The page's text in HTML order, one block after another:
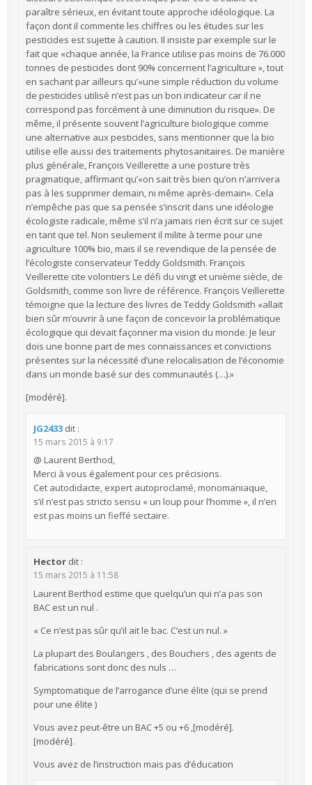
paraître sérieux, en évitant toute approche idéologique. La
façon dont il commente les chiffres ou les études sur les
pesticides est sujette à caution. Il insiste par exemple sur le
fait que «chaque année, la France utilise pas moins de 76.000
tonnes de pesticides dont 90% concernent l’agriculture », tout
en sachant par ailleurs qu’«une simple réduction du volume
de pesticides utilisé n’est pas un bon indicateur car il ne
correspond pas forcément à une diminution du risque». De
même, il présente souvent l’agriculture biologique comme
une alternative aux pesticides, sans mentionner que la bio
utilise elle aussi des traitements phytosanitaires. De manière
plus générale, François Veillerette a une posture très
pragmatique, affirmant qu’«on sait très bien qu’on n’arrivera
pas à les supprimer demain, ni même après-demain». Cela
n’empêche pas que sa pensée s’inscrit dans une idéologie
écologiste radicale, même s’il n’a jamais rien écrit sur ce sujet
en tant que tel. Non seulement il milite à terme pour une
agriculture 100% bio, mais il se revendique de la pensée de
l’écologiste conservateur Teddy Goldsmith. François
Veillerette cite volontiers Le défi du vingt et unième siècle, de
Goldsmith, comme son livre de référence. François Veillerette
témoigne que la lecture des livres de Teddy Goldsmith «allait
bien sûr m’ouvrir à une façon de concevoir la problématique
écologique qui devait façonner ma vision du monde. Je leur
dois une bonne part de mes connaissances et convictions
présentes sur la nécessité d’une relocalisation de l’économie
dans un monde basé sur des communautés (…).»
[modéré].
JG2433 dit :
15 mars 2015 à 9:17
@ Laurent Berthod,
Merci à vous également pour ces précisions.
Cet autodidacte, expert autoproclamé, monomaniaque,
s’il n’est pas stricto sensu « un loup pour l’homme », il n’en
est pas moins un fieffé sectaire.
Hector dit :
15 mars 2015 à 11:58
Laurent Berthod estime que quelqu’un qui n’a pas son
BAC est un nul .
« Ce n’est pas sûr qu’il ait le bac. C’est un nul. »
La plupart des Boulangers , des Bouchers , des agents de
fabrications sont donc des nuls …
Symptomatique de l’arrogance d’une élite (qui se prend
pour une élite )
Vous avez peut-être un BAC +5 ou +6 ,[modéré].
[modéré].
Vous avez de l’instruction mais pas d’éducation